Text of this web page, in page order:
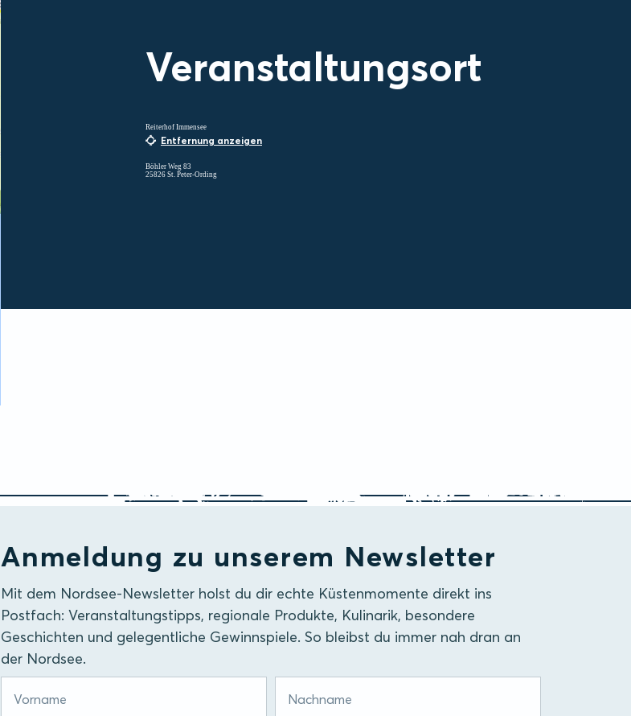
Veranstaltungsort
Reiterhof Immensee
Entfernung anzeigen
Böhler Weg 83
25826 St. Peter-Ording
Anmeldung zu unserem Newsletter
Mit dem Nordsee-Newsletter holst du dir echte Küstenmomente direkt ins
Postfach: Veranstaltungstipps, regionale Produkte, Kulinarik, besondere
Geschichten und gelegentliche Gewinnspiele. So bleibst du immer nah dran an
der Nordsee.